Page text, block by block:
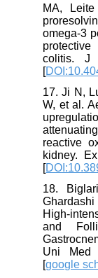
MA,
omega-3
colitis. J
[
17. Ji N,
W, et al.
reactive
kidney.
[
18.
High-
and
Uni
[google